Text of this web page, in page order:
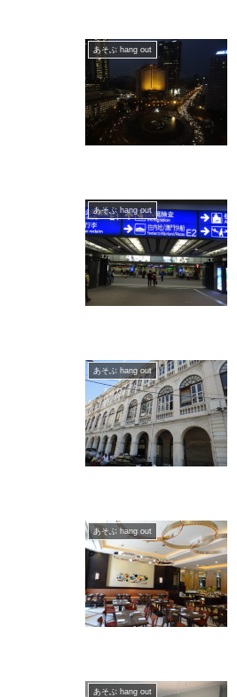
あそぶ hang out
あそぶ hang out
あそぶ hang out
あそぶ hang out
あそぶ hang out